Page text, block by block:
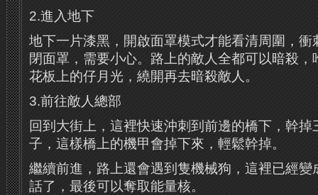
2.進入地下
地下一片漆黑，開啟面罩模式才能看清周圍，衝
閉面罩，需要小心。路上的敵人全都可以暗殺
花板上的仔月光，繞開再去暗殺敵人。
3.前往敵人總部
回到大街上，這裡快速沖刺到前邊的橋下，幹
子，這樣橋上的機甲會掉下來，輕鬆幹掉。
繼續前進，路上還會遇到隻機械狗，這裡已經變
話了，最後可以奪取能量核。